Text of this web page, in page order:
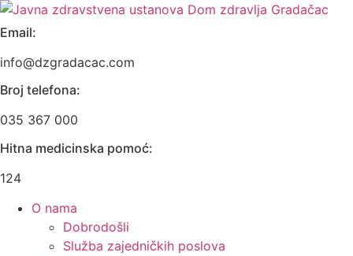
Skip
to
Email:
info@dzgradacac.com
Broj telefona:
035 367 000
Hitna medicinska pomoć:
124
O nama
Dobrodošli
Služba zajedničkih poslova